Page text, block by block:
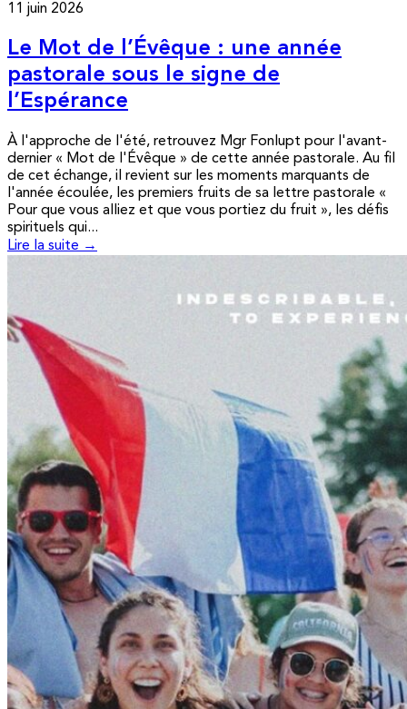
11 juin 2026
Le Mot de l’Évêque : une année
pastorale sous le signe de
l’Espérance
À l'approche de l'été, retrouvez Mgr Fonlupt pour l'avant-
dernier « Mot de l'Évêque » de cette année pastorale. Au fil
de cet échange, il revient sur les moments marquants de
l'année écoulée, les premiers fruits de sa lettre pastorale «
Pour que vous alliez et que vous portiez du fruit », les défis
spirituels qui...
Lire la suite →